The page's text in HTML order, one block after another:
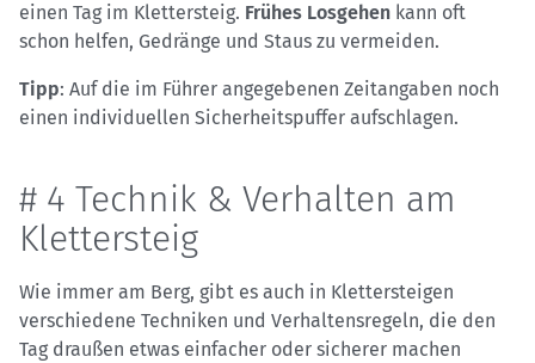
einen Tag im Klettersteig. Frühes Losgehen kann oft
schon helfen, Gedränge und Staus zu vermeiden.
Tipp: Auf die im Führer angegebenen Zeitangaben noch
einen individuellen Sicherheitspuffer aufschlagen.
# 4 Technik & Verhalten am
Klettersteig
Wie immer am Berg, gibt es auch in Klettersteigen
verschiedene Techniken und Verhaltensregeln, die den
Tag draußen etwas einfacher oder sicherer machen